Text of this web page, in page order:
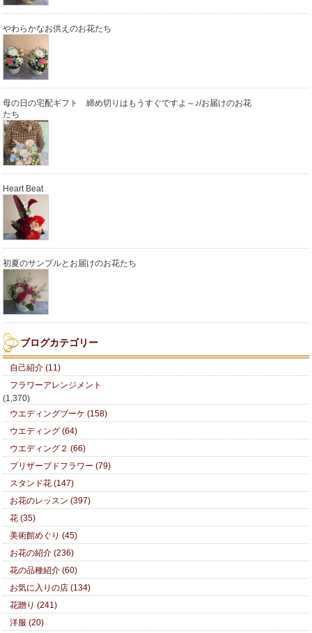
やわらかなお供えのお花たち
母の日の宅配ギフト 締め切りはもうすぐですよ～♪/お届けのお花
たち
Heart Beat
初夏のサンプルとお届けのお花たち
ブログカテゴリー
自己紹介 (11)
フラワーアレンジメント
(1,370)
ウエディングブーケ (158)
ウエディング (64)
ウエディング２ (66)
プリザーブドフラワー (79)
スタンド花 (147)
お花のレッスン (397)
花 (35)
美術館めぐり (45)
お花の紹介 (236)
花の品種紹介 (60)
お気に入りの店 (134)
花贈り (241)
洋服 (20)